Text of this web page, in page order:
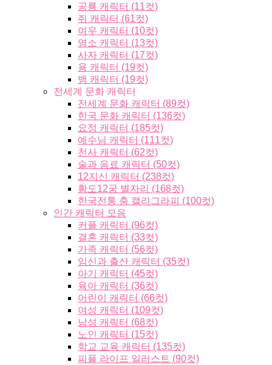
공룡 캐릭터 (11컷)
쥐 캐릭터 (61컷)
여우 캐릭터 (10컷)
염소 캐릭터 (13컷)
사자 캐릭터 (17컷)
용 캐릭터 (19컷)
뱀 캐릭터 (19컷)
전세계 문화 캐릭터
전세계 문화 캐릭터 (89컷)
한국 문화 캐릭터 (136컷)
요정 캐릭터 (185컷)
예수님 캐릭터 (111컷)
천사 캐릭터 (62컷)
술과 음료 캐릭터 (50컷)
12지신 캐릭터 (238컷)
황도12궁 별자리 (168컷)
한국전통 춤 캘리그라피 (100컷)
인간 캐릭터 모음
커플 캐릭터 (96컷)
결혼 캐릭터 (33컷)
가족 캐릭터 (56컷)
임신과 출산 캐릭터 (35컷)
아기 캐릭터 (45컷)
육아 캐릭터 (36컷)
어린이 캐릭터 (66컷)
여성 캐릭터 (109컷)
남성 캐릭터 (68컷)
노인 캐릭터 (15컷)
학교 교육 캐릭터 (135컷)
피플 라이프 일러스트 (90컷)